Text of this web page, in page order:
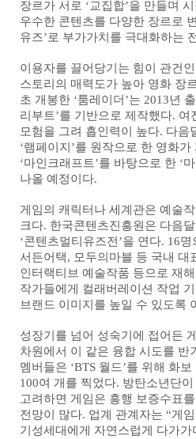
장르가 서로 ‘교집합’을 만들며
우수한 콘텐츠를 다양한 장르로
유즈’로 부가가치를 극대화하는
이용자를 끌어당기는 힘이 관건
스토리의 매력도가 높아 영화 장
초 개봉한 ‘툼레이더’는 2013년
리부트’를 기반으로 제작했다. 여
모험을 그려 흡인력이 높다. 다음
‘램페이지’를 원작으로 한 영화
‘마인크래프트’를 바탕으로 한 ‘
나올 예정이다.
게임의 캐릭터나 세계관은 예술
크다. 한국콘텐츠진흥원은 다음
‘콘텐츠멀티유즈전’을 연다. 16
서든어택, 모두의마블 등 국내 대
인터랙티브 예술작품 등으로 재
작가들에게 컬래버레이션 작업
브랜드 이미지를 높일 수 있도록
성장기를 넘어 성숙기에 접어든
차원에서 이 같은 융합 시도를 반
멤버들은 ‘BTS 월드’를 위해 화
100여 개를 찍었다. 방탄소년단
고려하면 게임은 흥행 보증수표
전망이 많다. 업계 관계자는 “게
기성세대에게 자연스럽게 다가